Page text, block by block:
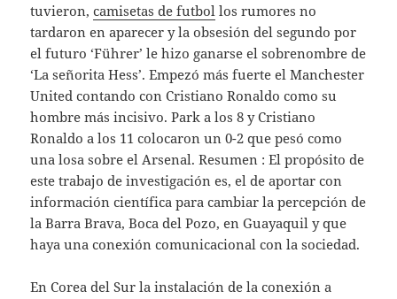
tuvieron,camisetas de futbol los rumores no
tardaron en aparecer y la obsesión del segundo por
el futuro ‘Führer’ le hizo ganarse el sobrenombre de
‘La señorita Hess’. Empezó más fuerte el Manchester
United contando con Cristiano Ronaldo como su
hombre más incisivo. Park a los 8 y Cristiano
Ronaldo a los 11 colocaron un 0-2 que pesó como
una losa sobre el Arsenal. Resumen : El propósito de
este trabajo de investigación es, el de aportar con
información científica para cambiar la percepción de
la Barra Brava, Boca del Pozo, en Guayaquil y que
haya una conexión comunicacional con la sociedad.
En Corea del Sur la instalación de la conexión a